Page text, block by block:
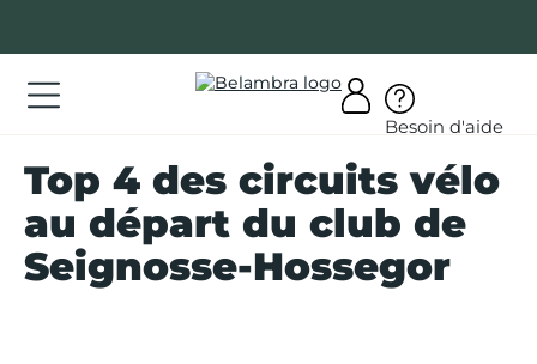
contenu
Besoin d'aide
Top 4 des circuits vélo
au départ du club de
Seignosse-Hossegor